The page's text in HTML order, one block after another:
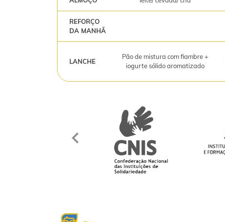
REFORÇO
DA MANHÃ
LANCHE
Pão de mistura com fiambre +
iogurte sólido aromatizado